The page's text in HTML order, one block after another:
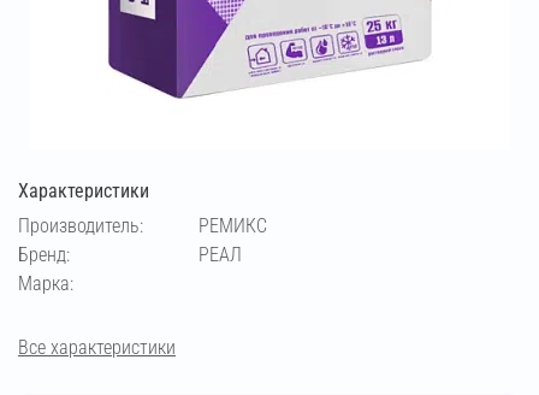
Характеристики
Производитель:
РЕМИКС
Бренд:
РЕАЛ
Марка:
Все характеристики